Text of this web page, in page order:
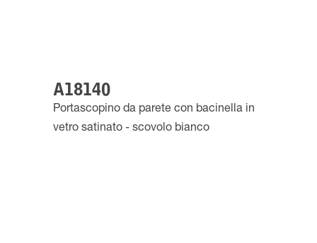
A18140
Portascopino da parete con bacinella in
vetro satinato - scovolo bianco